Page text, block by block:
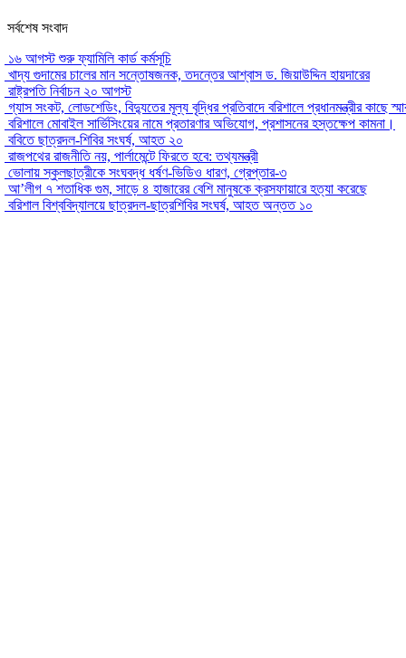
সর্বশেষ সংবাদ
১৬ আগস্ট শুরু ফ্যামিলি কার্ড কর্মসূচি
খাদ্য গুদামের চালের মান সন্তোষজনক, তদন্তের আশ্বাস ড. জিয়াউদ্দিন হায়দারের
রাষ্ট্রপতি নির্বাচন ২০ আগস্ট
গ্যাস সংকট, লোডশেডিং, বিদ্যুতের মূল্য বৃদ্ধির প্রতিবাদে বরিশালে প্রধানমন্ত্রীর কাছে
বরিশালে মোবাইল সার্ভিসিংয়ের নামে প্রতারণার অভিযোগ, প্রশাসনের হস্তক্ষেপ কামনা।
ববিতে ছাত্রদল-শিবির সংঘর্ষ, আহত ২০
রাজপথের রাজনীতি নয়, পার্লামেন্টে ফিরতে হবে: তথ্যমন্ত্রী
ভোলায় স্কুলছাত্রীকে সংঘবদ্ধ ধর্ষণ-ভিডিও ধারণ, গ্রেপ্তার-৩
আ’লীগ ৭ শতাধিক গুম, সাড়ে ৪ হাজারের বেশি মানুষকে ক্রসফায়ারে হত্যা করেছে
বরিশাল বিশ্ববিদ্যালয়ে ছাত্রদল-ছাত্রশিবির সংঘর্ষ, আহত অন্তত ১০